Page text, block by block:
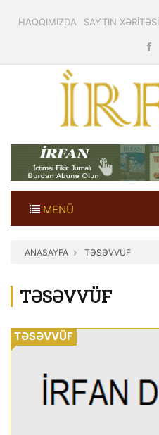
HAQQIMIZDA SAYTIN XƏRİTƏSİ
MENÜ
ANASAYFA TƏSƏVVÜF
TƏSƏVVÜF
TƏSƏVVÜF